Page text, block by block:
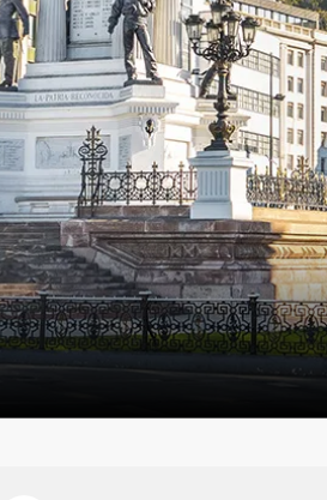
Norge